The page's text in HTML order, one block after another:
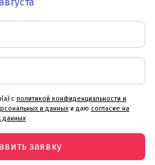
с политикой конфиденциальности и
и данных и даю согласие на
данных
заявку